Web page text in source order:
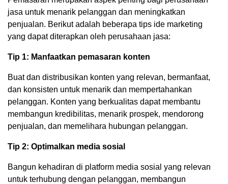
jasa untuk menarik pelanggan dan meningkatkan
penjualan. Berikut adalah beberapa tips ide marketing
yang dapat diterapkan oleh perusahaan jasa:
Tip 1: Manfaatkan pemasaran konten
Buat dan distribusikan konten yang relevan, bermanfaat,
dan konsisten untuk menarik dan mempertahankan
pelanggan. Konten yang berkualitas dapat membantu
membangun kredibilitas, menarik prospek, mendorong
penjualan, dan memelihara hubungan pelanggan.
Tip 2: Optimalkan media sosial
Bangun kehadiran di platform media sosial yang relevan
untuk terhubung dengan pelanggan, membangun